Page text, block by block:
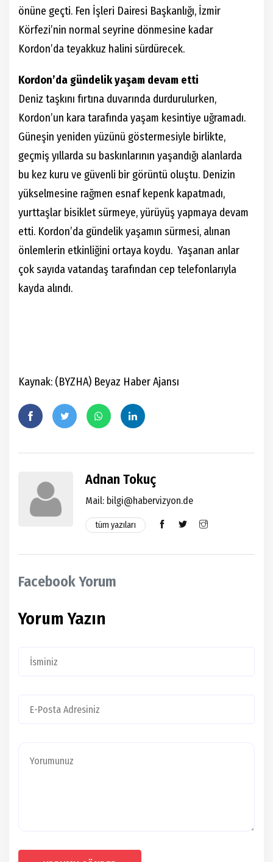
önüne geçti. Fen İşleri Dairesi Başkanlığı, İzmir
Körfezi’nin normal seyrine dönmesine kadar
Kordon’da teyakkuz halini sürdürecek.
Kordon’da gündelik yaşam devam etti
Deniz taşkını fırtına duvarında durdurulurken,
Kordon’un kara tarafında yaşam kesintiye uğramadı.
Güneşin yeniden yüzünü göstermesiyle birlikte,
geçmiş yıllarda su baskınlarının yaşandığı alanlarda
bu kez kuru ve güvenli bir görüntü oluştu. Denizin
yükselmesine rağmen esnaf kepenk kapatmadı,
yurttaşlar bisiklet sürmeye, yürüyüş yapmaya devam
etti. Kordon’da gündelik yaşamın sürmesi, alınan
önlemlerin etkinliğini ortaya koydu. Yaşanan anlar
çok sayıda vatandaş tarafından cep telefonlarıyla
kayda alındı.
Kaynak: (BYZHA) Beyaz Haber Ajansı
Adnan Tokuç
Mail: bilgi@habervizyon.de
tüm yazıları
Facebook Yorum
Yorum Yazın